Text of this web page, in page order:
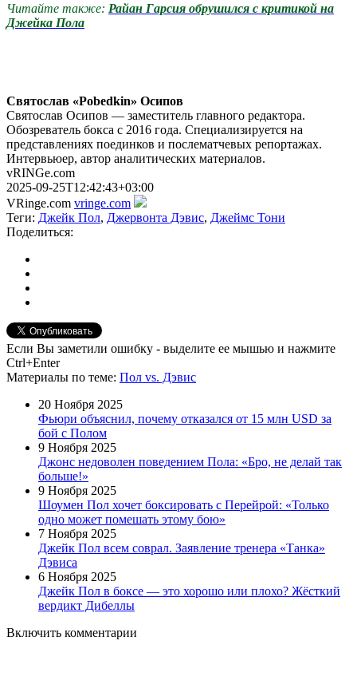
Читайте также: Райан Гарсия обрушился с критикой на
Джейка Пола
Святослав «Pobedkin» Осипов
Святослав Осипов — заместитель главного редактора.
Обозреватель бокса с 2016 года. Специализируется на
представлениях поединков и послематчевых репортажах.
Интервьюер, автор аналитических материалов.
vRINGe.com
2025-09-25T12:42:43+03:00
VRinge.com vringe.com
Теги: Джейк Пол, Джервонта Дэвис, Джеймс Тони
Поделиться:
Если Вы заметили ошибку - выделите ее мышью и нажмите
Ctrl+Enter
Материалы по теме: Пол vs. Дэвис
20 Ноября 2025
Фьюри объяснил, почему отказался от 15 млн USD за
бой с Полом
9 Ноября 2025
Джонс недоволен поведением Пола: «Бро, не делай так
больше!»
9 Ноября 2025
Шоумен Пол хочет боксировать с Перейрой: «Только
одно может помешать этому бою»
7 Ноября 2025
Джейк Пол всем соврал. Заявление тренера «Танка»
Дэвиса
6 Ноября 2025
Джейк Пол в боксе — это хорошо или плохо? Жёсткий
вердикт Дибеллы
Включить комментарии